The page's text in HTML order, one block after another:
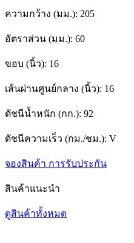
ความกว้าง (มม.): 205
อัตราส่วน (มม.): 60
ขอบ (นิ้ว): 16
เส้นผ่านศูนย์กลาง (นิ้ว): 16
ดัชนีน้ำหนัก (กก.): 92
ดัชนีความเร็ว (กม./ชม.): V
จองสินค้า การรับประกัน
สินค้าแนะนำ
ดูสินค้าทั้งหมด